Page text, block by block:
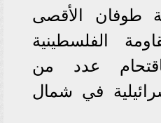
طوفان الأقصى
الفلسطينية
عدد من
في شمال